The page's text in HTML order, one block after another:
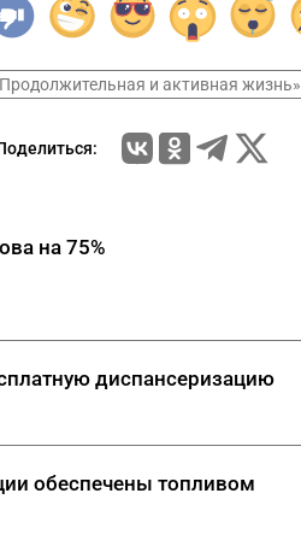
и активная жизнь»
на 75%
диспансеризацию
обеспечены топливом